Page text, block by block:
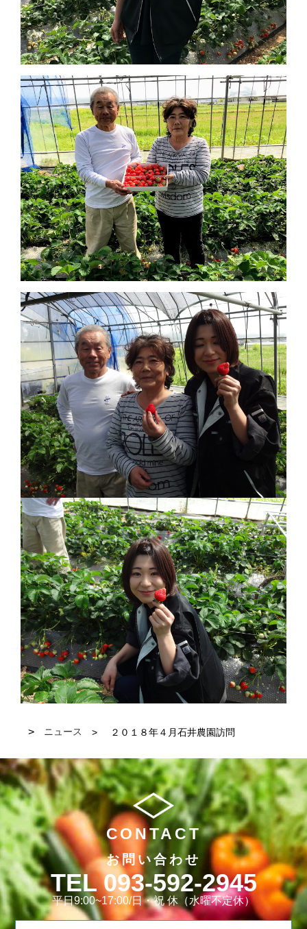
ニュース ２０１８年４月石井農園訪問
CONTACT
お問い合わせ
093-592-2945
平日9:00~17:00/日・祝 休（水曜不定休）